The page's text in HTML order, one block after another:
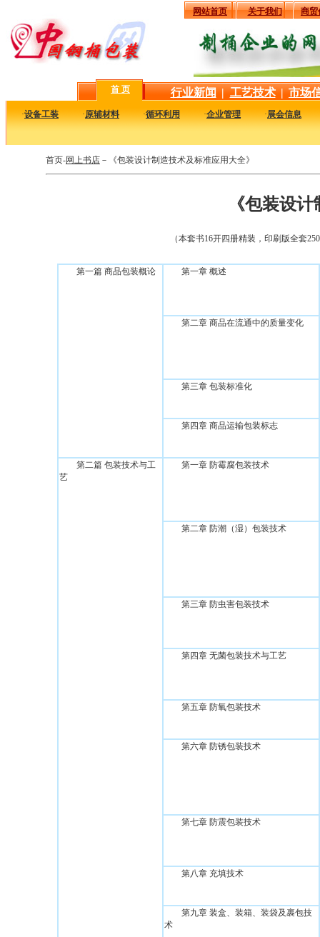
网站首页 关于我们 商贸
首 页 行业新闻 | 工艺技术 | 市场
·设备工装 ·原辅材料 ·循环利用 ·企业管理 ·展会信息
首页-网上书店 －《包装设计制造技术及标准应用大全》
《包装设
（本套书16开四册精装，印刷版全套
第一篇 商品包装概论 第一章 概述
第二章 商品在流通中的质量变化
第三章 包装标准化
第四章 商品运输包装标志
第二篇 包装技术与工
艺
第一章 防霉腐包装技术
第二章 防潮（湿）包装技术
第三章 防虫害包装技术
第四章 无菌包装技术与工艺
第五章 防氧包装技术
第六章 防锈包装技术
第七章 防震包装技术
第八章 充填技术
第九章 装盒、装箱、装袋及裹包技
术